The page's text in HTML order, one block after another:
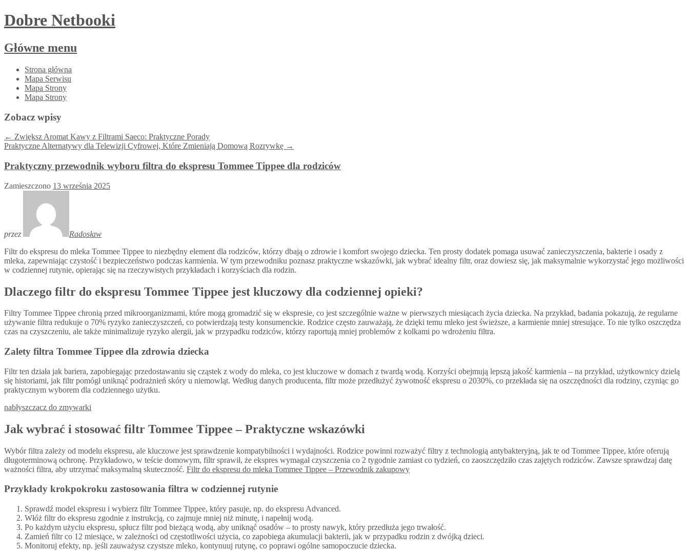
Dobre Netbooki
Główne menu
Przejdź
treści
Strona główna
Mapa Serwisu
Mapa Strony
Mapa Strony
Zobacz wpisy
← Zwiększ Aromat Kawy z Filtrami Saeco: Praktyczne Porady
Praktyczne Alternatywy dla Telewizji Cyfrowej, Które Zmieniają Domową Rozrywkę →
Praktyczny przewodnik wyboru filtra do ekspresu Tommee Tippee dla rodziców
Zamieszczono 13 września 2025
przez
Radosław
Filtr do ekspresu do mleka Tommee Tippee to niezbędny element dla rodziców, którzy dbają o zdrowie i komfort swojego dziecka. Ten prosty dodatek pomaga usuwać zanieczyszczenia, bakterie i osady z
mleka, zapewniając czystość i bezpieczeństwo podczas karmienia. W tym przewodniku poznasz praktyczne wskazówki, jak wybrać idealny filtr, oraz dowiesz się, jak maksymalnie wykorzystać jego możliwości
w codziennej rutynie, opierając się na rzeczywistych przykładach i korzyściach dla rodzin.
Dlaczego filtr do ekspresu Tommee Tippee jest kluczowy dla codziennej opieki?
Filtry Tommee Tippee chronią przed mikroorganizmami, które mogą gromadzić się w ekspresie, co jest szczególnie ważne w pierwszych miesiącach życia dziecka. Na przykład, badania pokazują, że regularne
używanie filtra redukuje o 70% ryzyko zanieczyszczeń, co potwierdzają testy konsumenckie. Rodzice często zauważają, że dzięki temu mleko jest świeższe, a karmienie mniej stresujące. To nie tylko oszczędza
czas na czyszczeniu, ale także minimalizuje ryzyko alergii, jak w przypadku rodziców, którzy raportują mniej problemów z kolkami po wdrożeniu filtra.
Zalety filtra Tommee Tippee dla zdrowia dziecka
Filtr ten działa jak bariera, zapobiegając przedostawaniu się cząstek z wody do mleka, co jest kluczowe w domach z twardą wodą. Korzyści obejmują lepszą jakość karmienia – na przykład, użytkownicy dzielą
się historiami, jak filtr pomógł uniknąć podrażnień skóry u niemowląt. Według danych producenta, filtr może przedłużyć żywotność ekspresu o 2030%, co przekłada się na oszczędności dla rodziny, czyniąc go
praktycznym wyborem dla codziennego użytku.
nabłyszczacz do zmywarki
Jak wybrać i stosować filtr Tommee Tippee – Praktyczne wskazówki
Wybór filtra zależy od modelu ekspresu, ale kluczowe jest sprawdzenie kompatybilności i wydajności. Rodzice powinni rozważyć filtry z technologią antybakteryjną, jak te od Tommee Tippee, które oferują
długoterminową ochronę. Przykładowo, w teście domowym, filtr sprawił, że ekspres wymagał czyszczenia co 2 tygodnie zamiast co tydzień, co zaoszczędziło czas zajętych rodziców. Zawsze sprawdzaj datę
ważności filtra, aby utrzymać maksymalną skuteczność. Filtr do ekspresu do mleka Tommee Tippee – Przewodnik zakupowy
Przykłady krokpokroku zastosowania filtra w codziennej rutynie
Sprawdź model ekspresu i wybierz filtr Tommee Tippee, który pasuje, np. do ekspresu Advanced.
Włóż filtr do ekspresu zgodnie z instrukcją, co zajmuje mniej niż minutę, i napełnij wodą.
Po każdym użyciu ekspresu, spłucz filtr pod bieżącą wodą, aby uniknąć osadów – to prosty nawyk, który przedłuża jego trwałość.
Zamień filtr co 12 miesiące, w zależności od częstotliwości użycia, co zapobiega akumulacji bakterii, jak w przypadku rodzin z dwójką dzieci.
Monitoruj efekty, np. jeśli zauważysz czystsze mleko, kontynuuj rutynę, co poprawi ogólne samopoczucie dziecka.